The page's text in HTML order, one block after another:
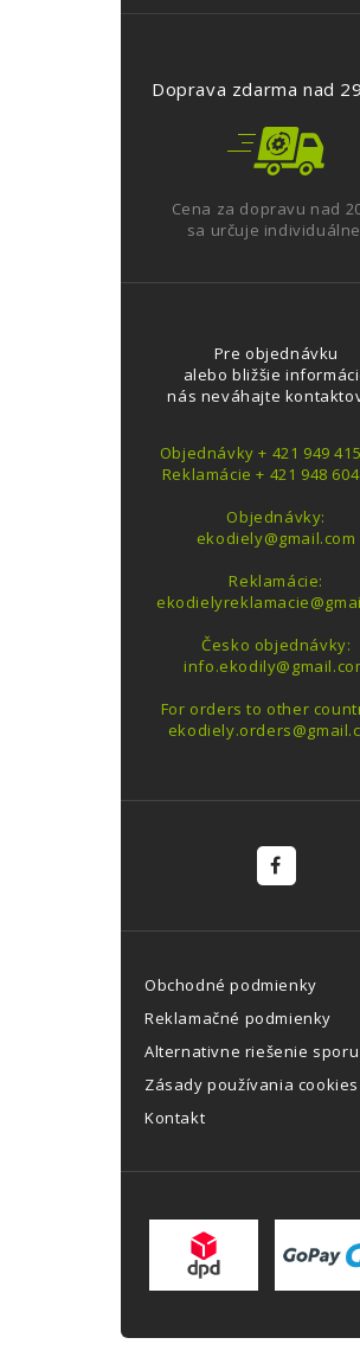
Doprava zdarma nad
Cena za dopravu nad
sa určuje
Pre objednávku
alebo bližšie
nás neváhajte
Objednávky + 421 949
Reklamácie + 421 948
Objednávky:
ekodiely@gmail.com
Reklamácie:
Česko objednávky:
For orders to other
Obchodné podmienky
Reklamačné podmienky
Alternativne riešenie sporu
Zásady používania cookies
Kontakt